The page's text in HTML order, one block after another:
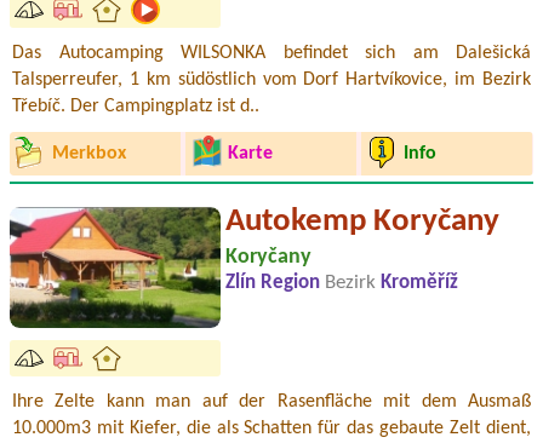
Das Autocamping WILSONKA befindet sich am Dalešická
Talsperreufer, 1 km südöstlich vom Dorf Hartvíkovice, im Bezirk
Třebíč. Der Campingplatz ist d..
Merkbox Karte Info
Autokemp Koryčany
Koryčany
Zlín Region Bezirk Kroměříž
Ihre Zelte kann man auf der Rasenfläche mit dem Ausmaß
10.000m3 mit Kiefer, die als Schatten für das gebaute Zelt dient,